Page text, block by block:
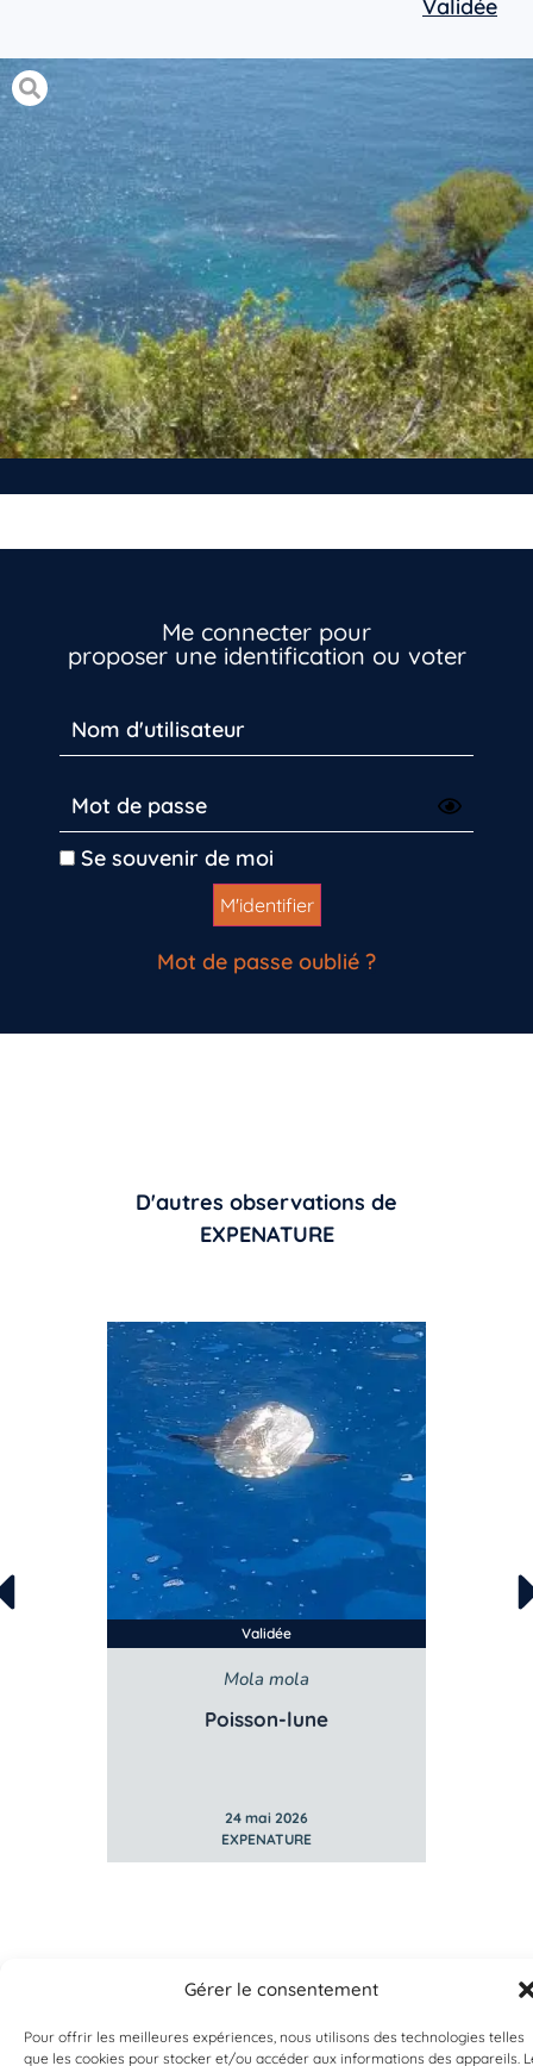
Gérer le consentement
Pour offrir les meilleures expériences, nous utilisons des technologies telles
que les cookies pour stocker et/ou accéder aux informations des appareils.
Validée
Me connecter pour
proposer une identification ou voter
Se souvenir de moi
Mot de passe oublié ?
D'autres observations de
EXPENATURE
Validée
Mola mola
Poisson-lune
24 mai 2026
EXPENATURE